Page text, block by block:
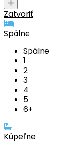
Zatvoriť
Spálne
Spálne
1
2
3
4
5
6+
Kúpeľne